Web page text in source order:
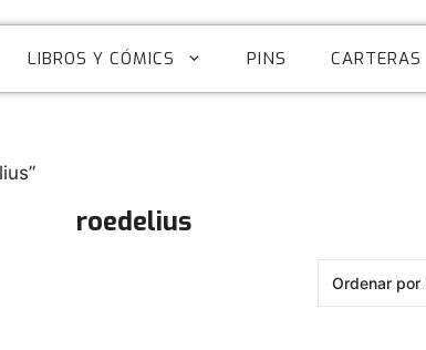
LIBROS Y CÓMICS PINS CARTERAS
roedelius